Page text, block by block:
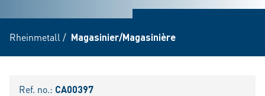
Rheinmetall / Magasinier/Magasinière
Ref. no.: CA00397